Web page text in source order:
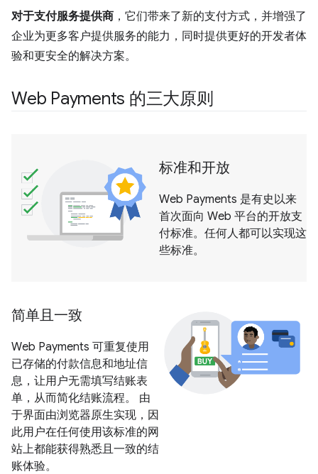
对于支付服务提供商 ，它们带来了新的支付方式，并增强了
企业为更多客户提供服务的能力，同时提供更好的开发者体
验和更安全的解决方案。
Web Payments 的三大原则
标准和开放
Web Payments 是有史以来
首次面向 Web 平台的开放支
付标准。任何人都可以实现这
些标准。
简单且一致
Web Payments 可重复使用
已存储的付款信息和地址信
息，让用户无需填写结账表
单，从而简化结账流程。 由
于界面由浏览器原生实现，因
此用户在任何使用该标准的网
站上都能获得熟悉且一致的结
账体验。